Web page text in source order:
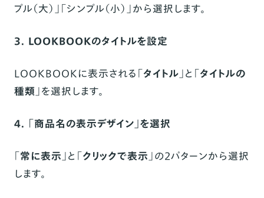
プル（大）」「シンプル（小）」から選択します。
3. LOOKBOOKのタイトルを設定
LOOKBOOKに表示される「タイトル 」と「タイトルの
種類 」を選択します。
4. 「商品名の表示デザイン」を選択
「常に表示」と「クリックで表示」の2パターンから選択
します。